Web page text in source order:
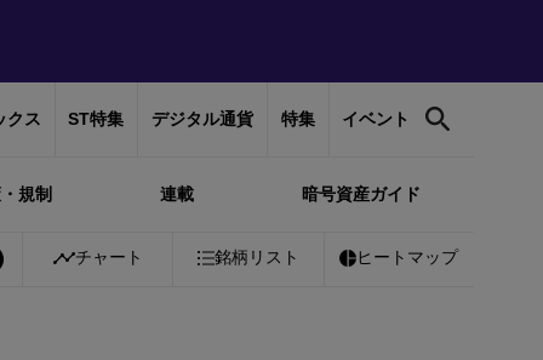
クス ST特集 デジタル通貨 特集 イベント
規制 連載 暗号資産ガイド
Bitcoin ￥10,254,697+1.12% Ethereum ￥302,330
チャート 銘柄リスト ヒートマップ